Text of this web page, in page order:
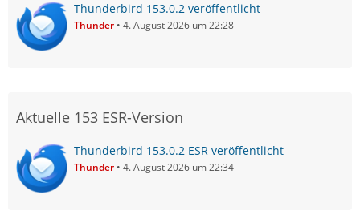
Thunderbird 153.0.2 veröffentlicht
Thunder 4. August 2026 um 22:28
Aktuelle 153 ESR-Version
Thunderbird 153.0.2 ESR veröffentlicht
Thunder 4. August 2026 um 22:34